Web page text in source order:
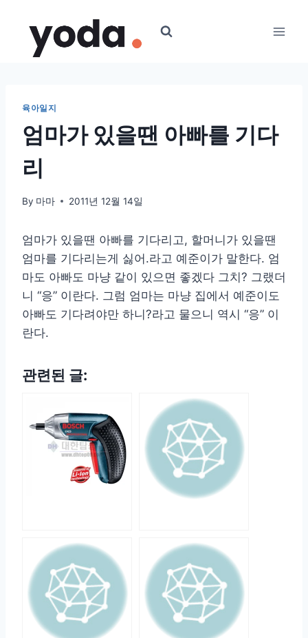
content
육아일지
엄마가 있을땐 아빠를 기다
리
By 마마 2011년 12월 14일
엄마가 있을땐 아빠를 기다리고, 할머니가 있을땐
엄마를 기다리는게 싫어.라고 예준이가 말한다. 엄
마도 아빠도 마냥 같이 있으면 좋겠다 그치? 그랬더
니 “응” 이란다. 그럼 엄마는 마냥 집에서 예준이도
아빠도 기다려야만 하니?라고 물으니 역시 “응” 이
란다.
관련된 글: